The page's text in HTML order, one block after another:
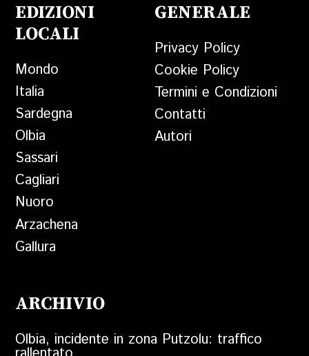
EDIZIONI
LOCALI
Mondo
Italia
Sardegna
Olbia
Sassari
Cagliari
Nuoro
Arzachena
Gallura
GENERALE
Privacy Policy
Cookie Policy
Termini e Condizioni
Contatti
Autori
ARCHIVIO
Olbia, incidente in zona Putzolu: traffico